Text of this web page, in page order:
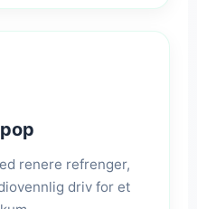
renere refrenger,
driv for et